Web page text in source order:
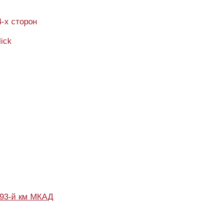
х сторон
93-й км МКАД